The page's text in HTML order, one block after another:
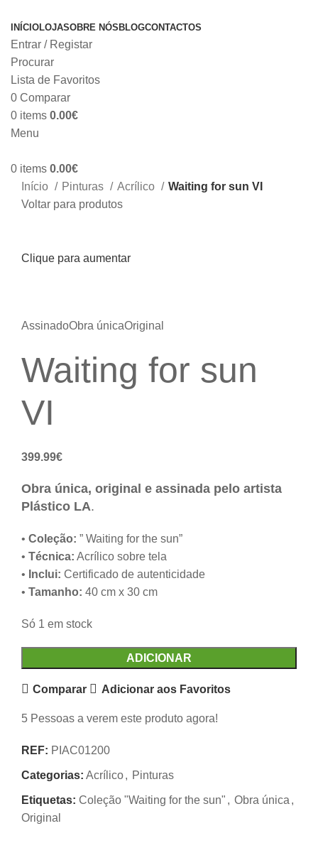
INÍCIOLOJASOBRE NÓS BLOGCONTACTOS
Entrar / Registar
Procurar
Lista de Favoritos
0 Comparar
0 items 0.00€
Menu
0 items 0.00€
Início
Pinturas Acrílico
Waiting for sun VI
Voltar para produtos
Clique para aumentar
AssinadoObra únicaOriginal
Waiting for sun
VI
399.99€
Obra única, original e assinada pelo artista
Plástico LA.
• Coleção: ” Waiting for the sun”
• Técnica: Acrílico sobre tela
• Inclui: Certificado de autenticidade
• Tamanho: 40 cm x 30 cm
Só 1 em stock
ADICIONAR
Comparar Adicionar aos Favoritos
5 Pessoas a verem este produto agora!
REF: PIAC01200
Categorias: Acrílico, Pinturas
Etiquetas: Coleção "Waiting for the sun" , Obra única ,
Original